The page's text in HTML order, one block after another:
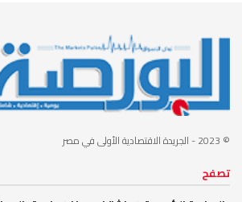
© 2023 - الجريدة الاقتصادية الأولى في مصر
تصفح